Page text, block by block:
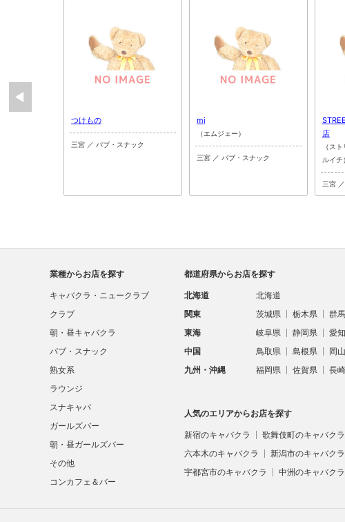
つけもの
三宮 ／ パブ・スナック
mj
（エムジェー）
三宮 ／ パブ・スナック
店
（ス
ルイチ）
三宮
業種からお店を探す
キャバクラ・ニュークラブ
クラブ
朝・昼キャバクラ
パブ・スナック
熟女系
ラウンジ
スナキャバ
ガールズバー
朝・昼ガールズバー
その他
コンカフェ＆バー
都道府県からお店を探す
北海道 北海道
関東
茨城県 栃木県 群
東海
岐阜県 静岡県 愛
中国
鳥取県 島根県 岡
九州・沖縄
福岡県 佐賀県 長
人気のエリアからお店を探す
新宿のキャバクラ 歌舞伎町のキャバクラ
六本木のキャバクラ
新潟市のキャバクラ
宇都宮市のキャバクラ
中洲のキャバクラ